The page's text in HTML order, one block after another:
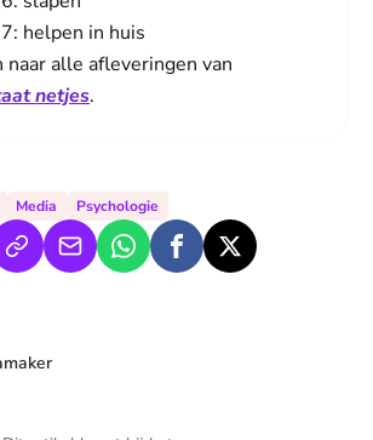
helpen in huis
naar alle afleveringen van
netjes.
Media Psychologie